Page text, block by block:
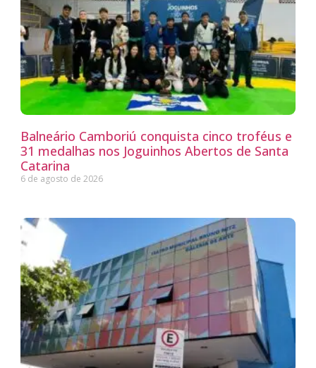
Balneário Camboriú conquista cinco troféus e
31 medalhas nos Joguinhos Abertos de Santa
Catarina
6 de agosto de 2026